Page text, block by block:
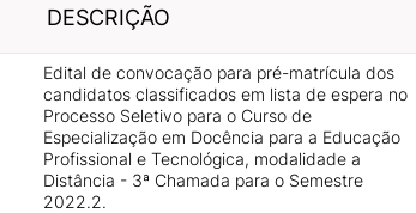
DESCRIÇÃO
Edital de convocação para pré-matrícula dos
candidatos classificados em lista de espera no
Processo Seletivo para o Curso de
Especialização em Docência para a Educação
Profissional e Tecnológica, modalidade a
Distância - 3ª Chamada para o Semestre
2022.2.